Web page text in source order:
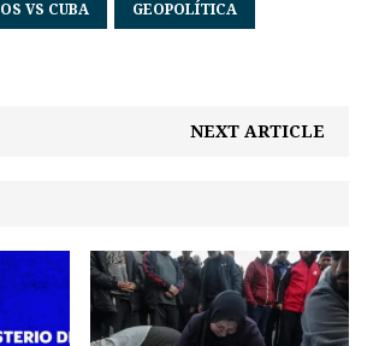
VS CUBA GEOPOLÍTICA
NEXT ARTICLE